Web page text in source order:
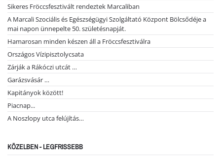
Sikeres Fröccsfesztivált rendeztek Marcaliban
A Marcali Szociális és Egészségügyi Szolgáltató Központ Bölcsődéje a
mai napon ünnepelte 50. születésnapját.
Hamarosan minden készen áll a Fröccsfesztiválra
Országos Vízipisztolycsata
Zárják a Rákóczi utcát …
Garázsvásár …
Kapitányok között!
Piacnap...
A Noszlopy utca felújítás…
KÖZELBEN - LEGFRISSEBB